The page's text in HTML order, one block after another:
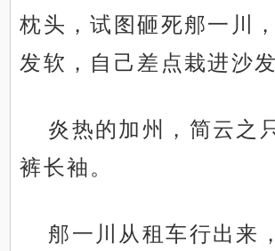
枕头，试图砸死郍一川
发软，自己差点栽进沙发
炎热的加州，简云之
裤长袖。
郍一川从租车行出来